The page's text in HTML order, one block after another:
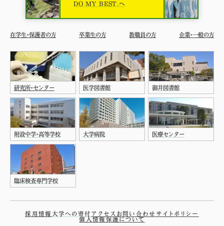
DO MY BEST.へ
在学生・保護者の方 卒業生の方 教職員の方 企業・一般の方
研究所・センター 医学図書館 御井図書館
附設中学・高等学校 大学病院 医療センター
臨床検査専門学校
採用情報 大学への寄付 アクセス お問い合わせ サイトポリシー
個人情報保護について